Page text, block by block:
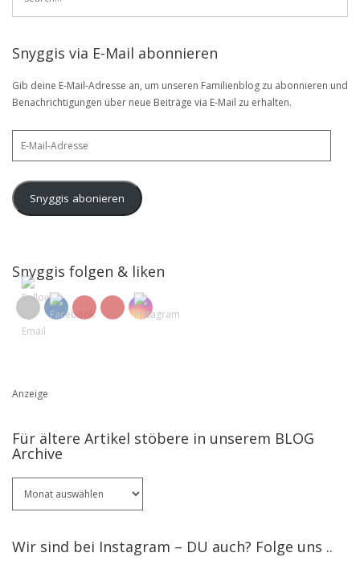
Snyggis via E-Mail abonnieren
Gib deine E-Mail-Adresse an, um unseren Familienblog zu abonnieren und
Benachrichtigungen über neue Beiträge via E-Mail zu erhalten.
Snyggis abonieren
Snyggis folgen & liken
Anzeige
Für ältere Artikel stöbere in unserem BLOG
Archive
ältere
in
Wir sind bei Instagram – DU auch? Folge uns ..